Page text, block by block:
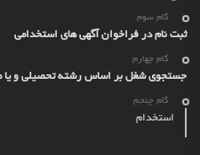
گام سوم
ثبت نام در فراخوان آگهی های استخدامی
گام چهارم
جستجوی شغل بر اساس رشته تحصیلی و یا
گام چنجم
استخدام